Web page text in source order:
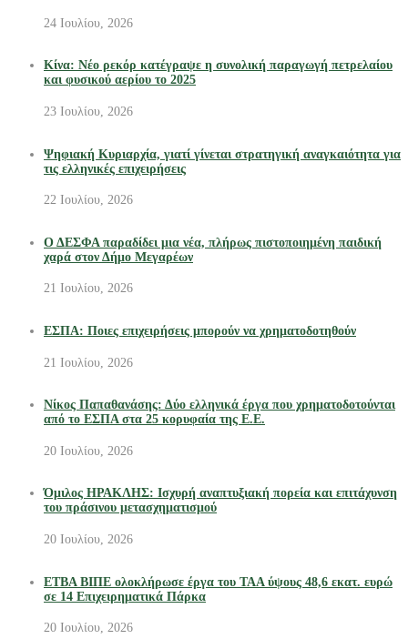
24 Ιουλίου, 2026
Κίνα: Νέο ρεκόρ κατέγραψε η συνολική παραγωγή πετρελαίου
και φυσικού αερίου το 2025
23 Ιουλίου, 2026
Ψηφιακή Κυριαρχία, γιατί γίνεται στρατηγική αναγκαιότητα για
τις ελληνικές επιχειρήσεις
22 Ιουλίου, 2026
Ο ΔΕΣΦΑ παραδίδει μια νέα, πλήρως πιστοποιημένη παιδική
χαρά στον Δήμο Μεγαρέων
21 Ιουλίου, 2026
ΕΣΠΑ: Ποιες επιχειρήσεις μπορούν να χρηματοδοτηθούν
21 Ιουλίου, 2026
Νίκος Παπαθανάσης: Δύο ελληνικά έργα που χρηματοδοτούνται
από το ΕΣΠΑ στα 25 κορυφαία της Ε.Ε.
20 Ιουλίου, 2026
Όμιλος ΗΡΑΚΛΗΣ: Ισχυρή αναπτυξιακή πορεία και επιτάχυνση
του πράσινου μετασχηματισμού
20 Ιουλίου, 2026
ΕΤΒΑ ΒΙΠΕ ολοκλήρωσε έργα του ΤΑΑ ύψους 48,6 εκατ. ευρώ
σε 14 Επιχειρηματικά Πάρκα
20 Ιουλίου, 2026